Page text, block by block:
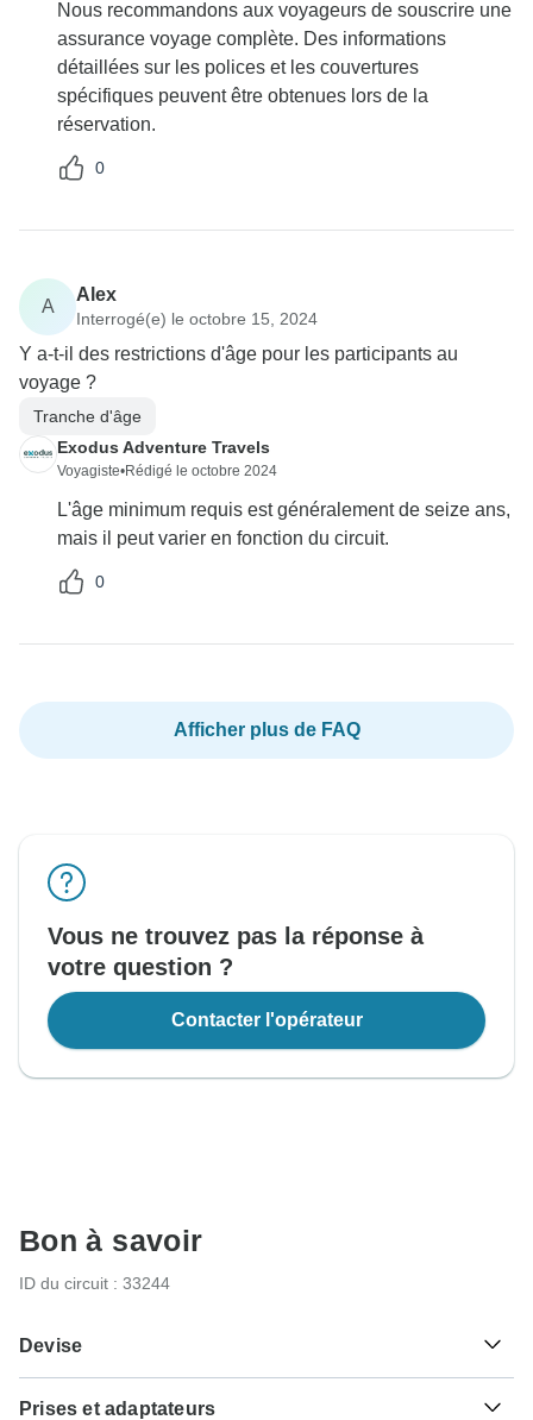
Nous recommandons aux voyageurs de souscrire une
assurance voyage complète. Des informations
détaillées sur les polices et les couvertures
spécifiques peuvent être obtenues lors de la
réservation.
0
A
Alex
Interrogé(e) le octobre 15, 2024
Y a-t-il des restrictions d'âge pour les participants au
voyage ?
Tranche d'âge
Exodus Adventure Travels
Voyagiste•Rédigé le octobre 2024
L'âge minimum requis est généralement de seize ans,
mais il peut varier en fonction du circuit.
0
Afficher plus de FAQ
Vous ne trouvez pas la réponse à
votre question ?
Contacter l'opérateur
Bon à savoir
ID du circuit : 33244
Devise
Prises et adaptateurs